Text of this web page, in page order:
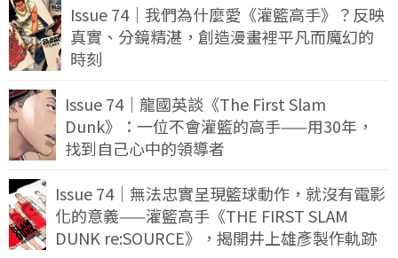
Issue 74｜我們為什麼愛《灌籃高手》？反映
真實、分鏡精湛，創造漫畫裡平凡而魔幻的
時刻
Issue 74｜龍國英談《The First Slam
Dunk》：一位不會灌籃的高手——用30年，
找到自己心中的領導者
Issue 74｜無法忠實呈現籃球動作，就沒有電影
化的意義——灌籃高手《THE FIRST SLAM
DUNK re:SOURCE》，揭開井上雄彥製作軌跡